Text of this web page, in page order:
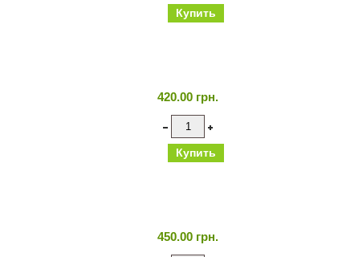
420.00 грн.
450.00 грн.